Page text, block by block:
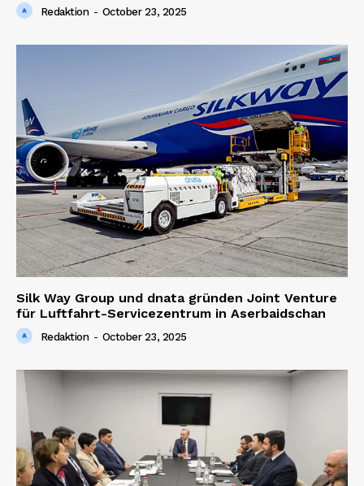
Redaktion - October 23, 2025
Silk Way Group und dnata gründen Joint Venture
für Luftfahrt-Servicezentrum in Aserbaidschan
Redaktion - October 23, 2025